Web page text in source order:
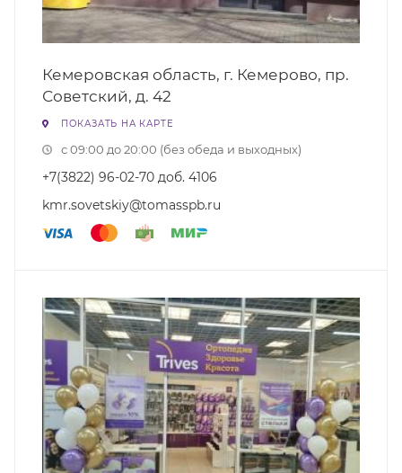
Кемеровская область, г. Кемерово, пр.
Советский, д. 42
ПОКАЗАТЬ НА КАРТЕ
с 09:00 до 20:00 (без обеда и выходных)
+7(3822) 96-02-70 доб. 4106
kmr.sovetskiy@tomasspb.ru